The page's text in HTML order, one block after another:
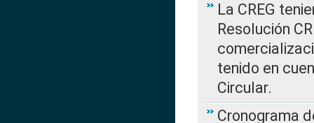
La CREG
Resolución
tenido en
Circular.
Cronograma